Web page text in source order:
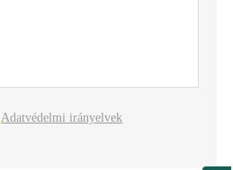
Adatvédelmi irányelvek